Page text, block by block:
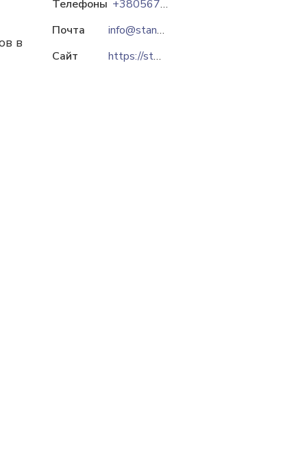
в
Телефоны
+380567909001
Почта
info@standart-ua.com
Сайт
https://standart-ua.com